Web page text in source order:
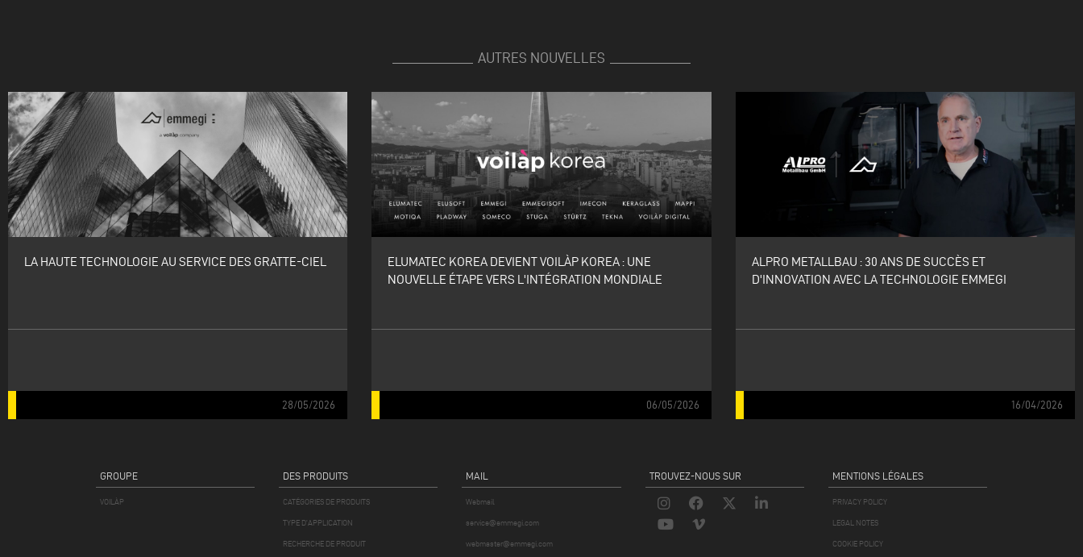
AUTRES NOUVELLES
LA HAUTE TECHNOLOGIE AU SERVICE DES GRATTE-CIEL
28/05/2026
ELUMATEC KOREA DEVIENT VOILÀP KOREA : UNE
NOUVELLE ÉTAPE VERS L'INTÉGRATION MONDIALE
06/05/2026
ALPRO METALLBAU : 30 ANS DE SUCCÈS ET
D'INNOVATION AVEC LA TECHNOLOGIE EMMEGI
16/04/2026
GROUPE
VOILÀP
DES PRODUITS
CATÉGORIES DE PRODUITS
TYPE D'APPLICATION
RECHERCHE DE PRODUIT
MAIL
Webmail
service@emmegi.com
webmaster@emmegi.com
TROUVEZ-NOUS SUR MENTIONS LÉGALES
PRIVACY POLICY
LEGAL NOTES
COOKIE POLICY